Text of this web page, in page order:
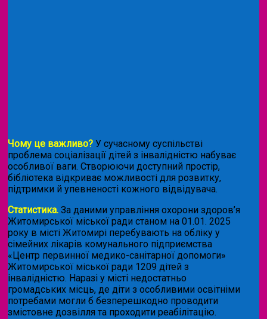
Чому це важливо? У сучасному суспільстві
проблема соціалізації дітей з інвалідністю набуває
особливої ваги. Створюючи доступний простір,
бібліотека відкриває можливості для розвитку,
підтримки й упевненості кожного відвідувача.
Статистика. За даними управління охорони здоров’я
Житомирської міської ради станом на 01.01. 2025
року в місті Житомирі перебувають на обліку у
сімейних лікарів комунального підприємства
«Центр первинної медико-санітарної допомоги»
Житомирської міської ради 1209 дітей з
інвалідністю. Наразі у місті недостатньо
громадських місць, де діти з особливими освітніми
потребами могли б безперешкодно проводити
змістовне дозвілля та проходити реабілітацію.